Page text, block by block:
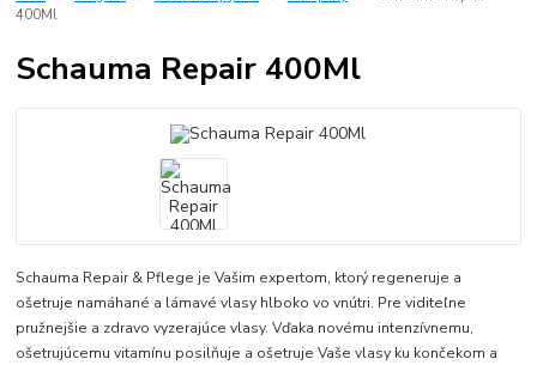
400Ml
Schauma Repair 400Ml
Schauma Repair & Pflege je Vašim expertom, ktorý regeneruje a
ošetruje namáhané a lámavé vlasy hlboko vo vnútri. Pre viditeľne
pružnejšie a zdravo vyzerajúce vlasy. Vďaka novému intenzívnemu,
ošetrujúcemu vitamínu posilňuje a ošetruje Vaše vlasy ku končekom a